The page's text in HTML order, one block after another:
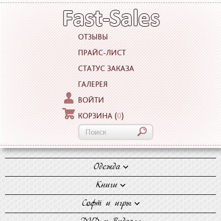
ОТЗЫВЫ
ПРАЙС-ЛИСТ
СТАТУС ЗАКАЗА
ГАЛЕРЕЯ
ВОЙТИ
КОРЗИНА(0)
Одежда
Блузки
Джинсы
Майки
Книги
Художественная
литература
Софт и игры